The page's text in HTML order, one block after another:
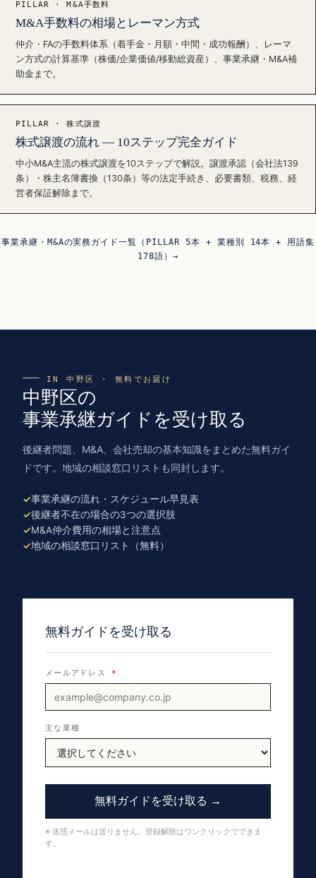
PILLAR · M&A手数料
M&A手数料の相場とレーマン方式
仲介・FAの手数料体系（着手金・月額・中間・成功報酬）、レーマ
ン方式の計算基準（株価/企業価値/移動総資産）、事業承継・M&A補
助金まで。
PILLAR · 株式譲渡
株式譲渡の流れ — 10ステップ完全ガイド
中小M&A主流の株式譲渡を10ステップで解説。譲渡承認（会社法139
条）・株主名簿書換（130条）等の法定手続き、必要書類、税務、経
営者保証解除まで。
事業承継・M&Aの実務ガイド一覧（PILLAR 5本 + 業種別 14本 + 用語集
178語）→
IN 中野区 · 無料でお届け
中野区の
事業承継ガイドを受け取る
後継者問題、M&A、会社売却の基本知識をまとめた無料ガイ
ドです。地域の相談窓口リストも同封します。
事業承継の流れ・スケジュール早見表
後継者不在の場合の3つの選択肢
M&A仲介費用の相場と注意点
地域の相談窓口リスト（無料）
無料ガイドを受け取る
メールアドレス *
主な業種
無料ガイドを受け取る →
※ 迷惑メールは送りません。登録解除はワンクリックでできま
す。